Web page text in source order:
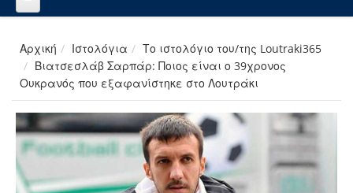
Αρχική Ιστολόγια
Το ιστολόγιο του/της Loutraki365
Βιατσεσλάβ Σαρπάρ: Ποιος είναι ο 39χρονος
Ουκρανός που εξαφανίστηκε στο Λουτράκι